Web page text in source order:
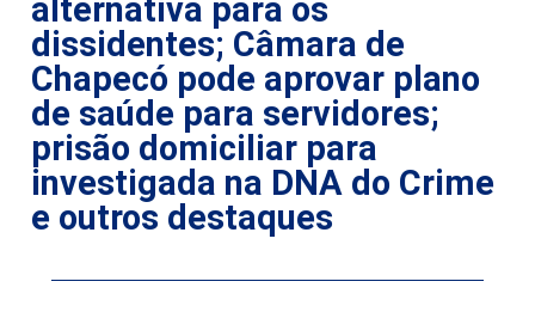
alternativa para os
dissidentes; Câmara de
Chapecó pode aprovar plano
de saúde para servidores;
prisão domiciliar para
investigada na DNA do Crime
e outros destaques